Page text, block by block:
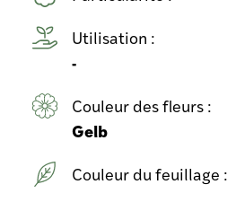
Utilisation :
-
Couleur des fleurs :
Gelb
Couleur du feuillage :